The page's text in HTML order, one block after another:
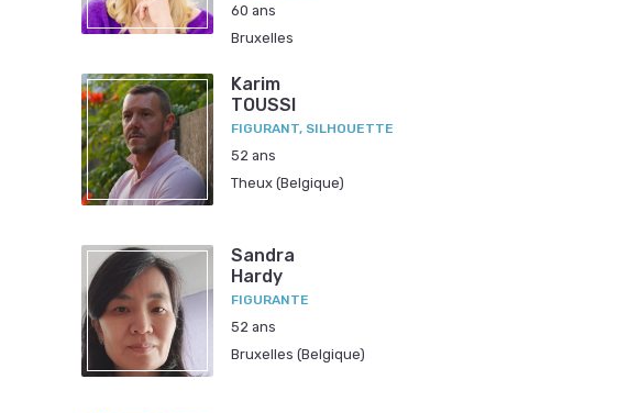
60 ans
Bruxelles
Karim
TOUSSI
FIGURANT, SILHOUETTE
52 ans
Theux (Belgique)
Sandra
Hardy
FIGURANTE
52 ans
Bruxelles (Belgique)